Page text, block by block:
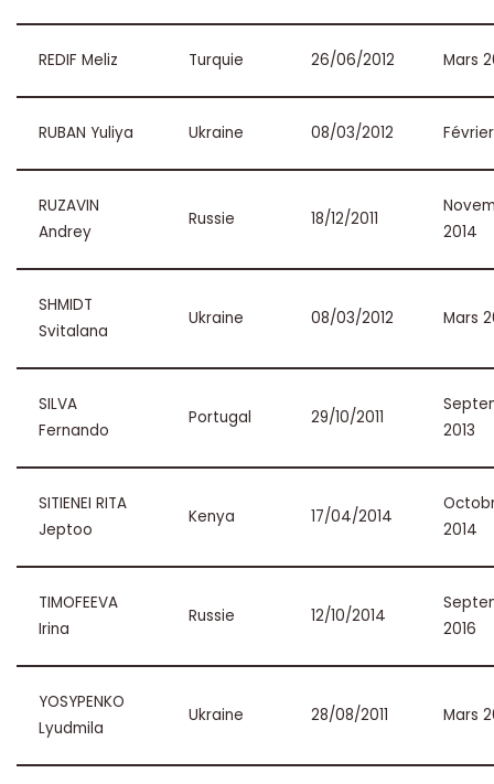
REDIF Meliz Turquie 26/06/2012 Mars
RUBAN Yuliya Ukraine 08/03/2012
RUZAVIN
Andrey
Russie 18/12/2011
2014
SHMIDT
Svitalana
Ukraine 08/03/2012 Mars
SILVA
Fernando
Portugal 29/10/2011
2013
SITIENEI RITA
Jeptoo
Kenya 17/04/2014
2014
TIMOFEEVA
Irina
Russie 12/10/2014
2016
YOSYPENKO
Lyudmila
Ukraine 28/08/2011 Mars